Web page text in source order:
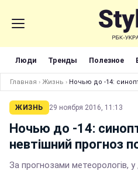
Люди Тренды Полезное
Главная › Жизнь › Ночью до -14:
ЖИЗНЬ 29 ноября 2016, 11:13
Ночью до -14:
невтішний прогноз
За прогнозами метеорологів,